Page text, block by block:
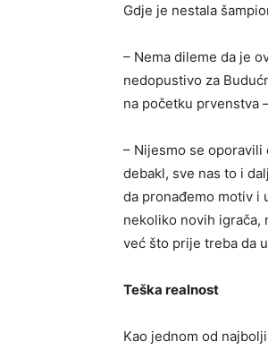
Gdje je nestala
– Nema dileme da je
nedopustivo za
na početku prvenstva
– Nijesmo se oporavili
debakl, sve nas to i
da pronađemo motiv i
nekoliko novih igrača,
već što prije treba da
Teška realnost
Kao jednom od